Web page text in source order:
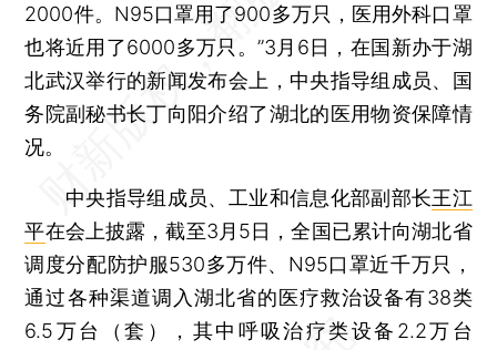
2000件。N95口罩用了900多万只，医用外科口罩
也将近用了6000多万只。”3月6日，在国新办于湖
北武汉举行的新闻发布会上，中央指导组成员、国
务院副秘书长丁向阳介绍了湖北的医用物资保障情
况。
中央指导组成员、工业和信息化部副部长王江
平在会上披露，截至3月5日，全国已累计向湖北省
调度分配防护服530多万件、N95口罩近千万只，
通过各种渠道调入湖北省的医疗救治设备有38类
6.5万台（套），其中呼吸治疗类设备2.2万台